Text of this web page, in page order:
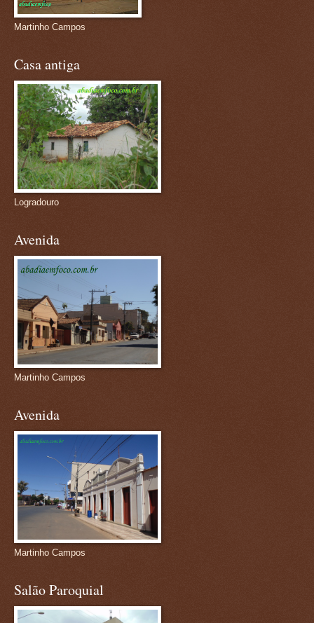
Martinho Campos
Casa antiga
Logradouro
Avenida
Martinho Campos
Avenida
Martinho Campos
Salão Paroquial